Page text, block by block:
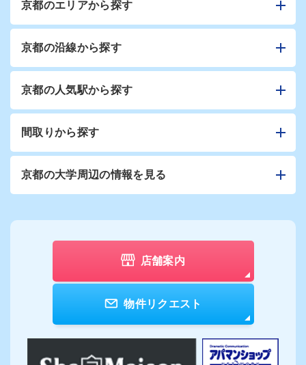
京都のエリアから探す
京都の沿線から探す
京都の人気駅から探す
間取りから探す
京都の大学周辺の情報を見る
店舗案内
物件リクエスト